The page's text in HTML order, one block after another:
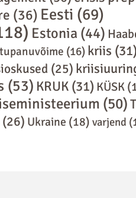
(36) Eesti (69)
Estonia (44)
(16) kriis (31)
(25)
(53) KRUK (31) KÜSK
(50)
(26) Ukraine (18) varjend